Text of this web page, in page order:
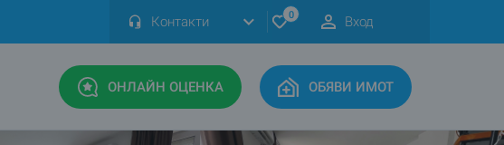
Контакти 0 Вход
ОНЛАЙН ОЦЕНКА ОБЯВИ ИМОТ